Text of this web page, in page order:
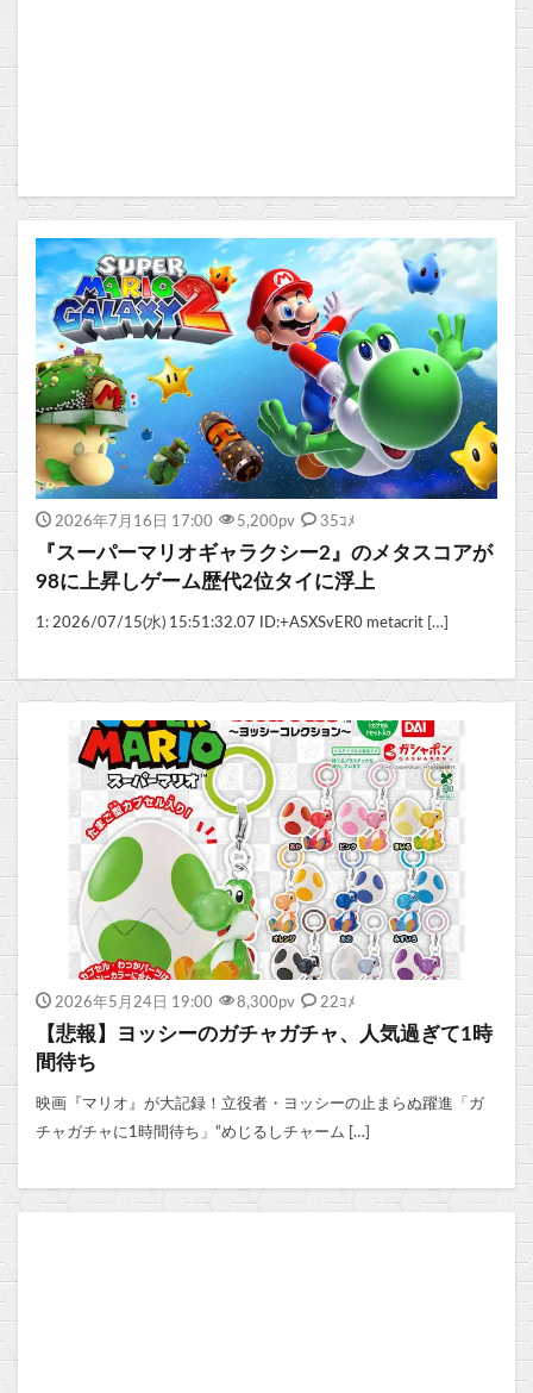
2026年7月16日 17:00 5,200pv 35ｺﾒ
『スーパーマリオギャラクシー2』のメタスコアが
98に上昇しゲーム歴代2位タイに浮上
1: 2026/07/15(水) 15:51:32.07 ID:+ASXSvER0 metacrit […]
2026年5月24日 19:00 8,300pv 22ｺﾒ
【悲報】ヨッシーのガチャガチャ、人気過ぎて1時
間待ち
映画『マリオ』が大記録！立役者・ヨッシーの止まらぬ躍進「ガ
チャガチャに1時間待ち」“めじるしチャーム […]